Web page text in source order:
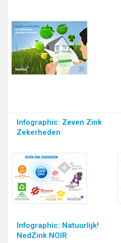
Infographic: Zeven Zink
Zekerheden
Infographic: Natuurlijk!
NedZink NOIR